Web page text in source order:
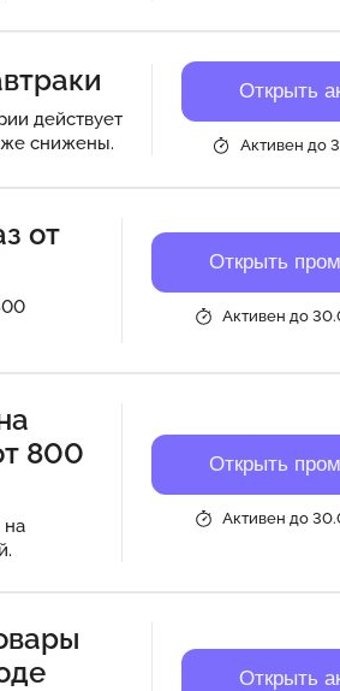
действует
снижены.
Открыть
Активен до
от
Открыть
Активен до
800
на
Открыть
Активен до
Открыть